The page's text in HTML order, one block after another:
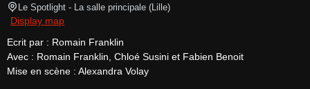
Le Spotlight - La salle principale (Lille)
Display map
Ecrit par : Romain Franklin
Avec : Romain Franklin, Chloé Susini et Fabien Benoit
Mise en scène : Alexandra Volay